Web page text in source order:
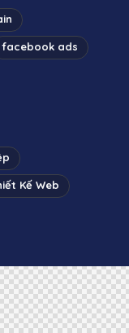
facebook ads
Kế Web